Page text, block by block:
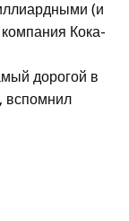
(и
Кока-
дорогой в
вспомнил